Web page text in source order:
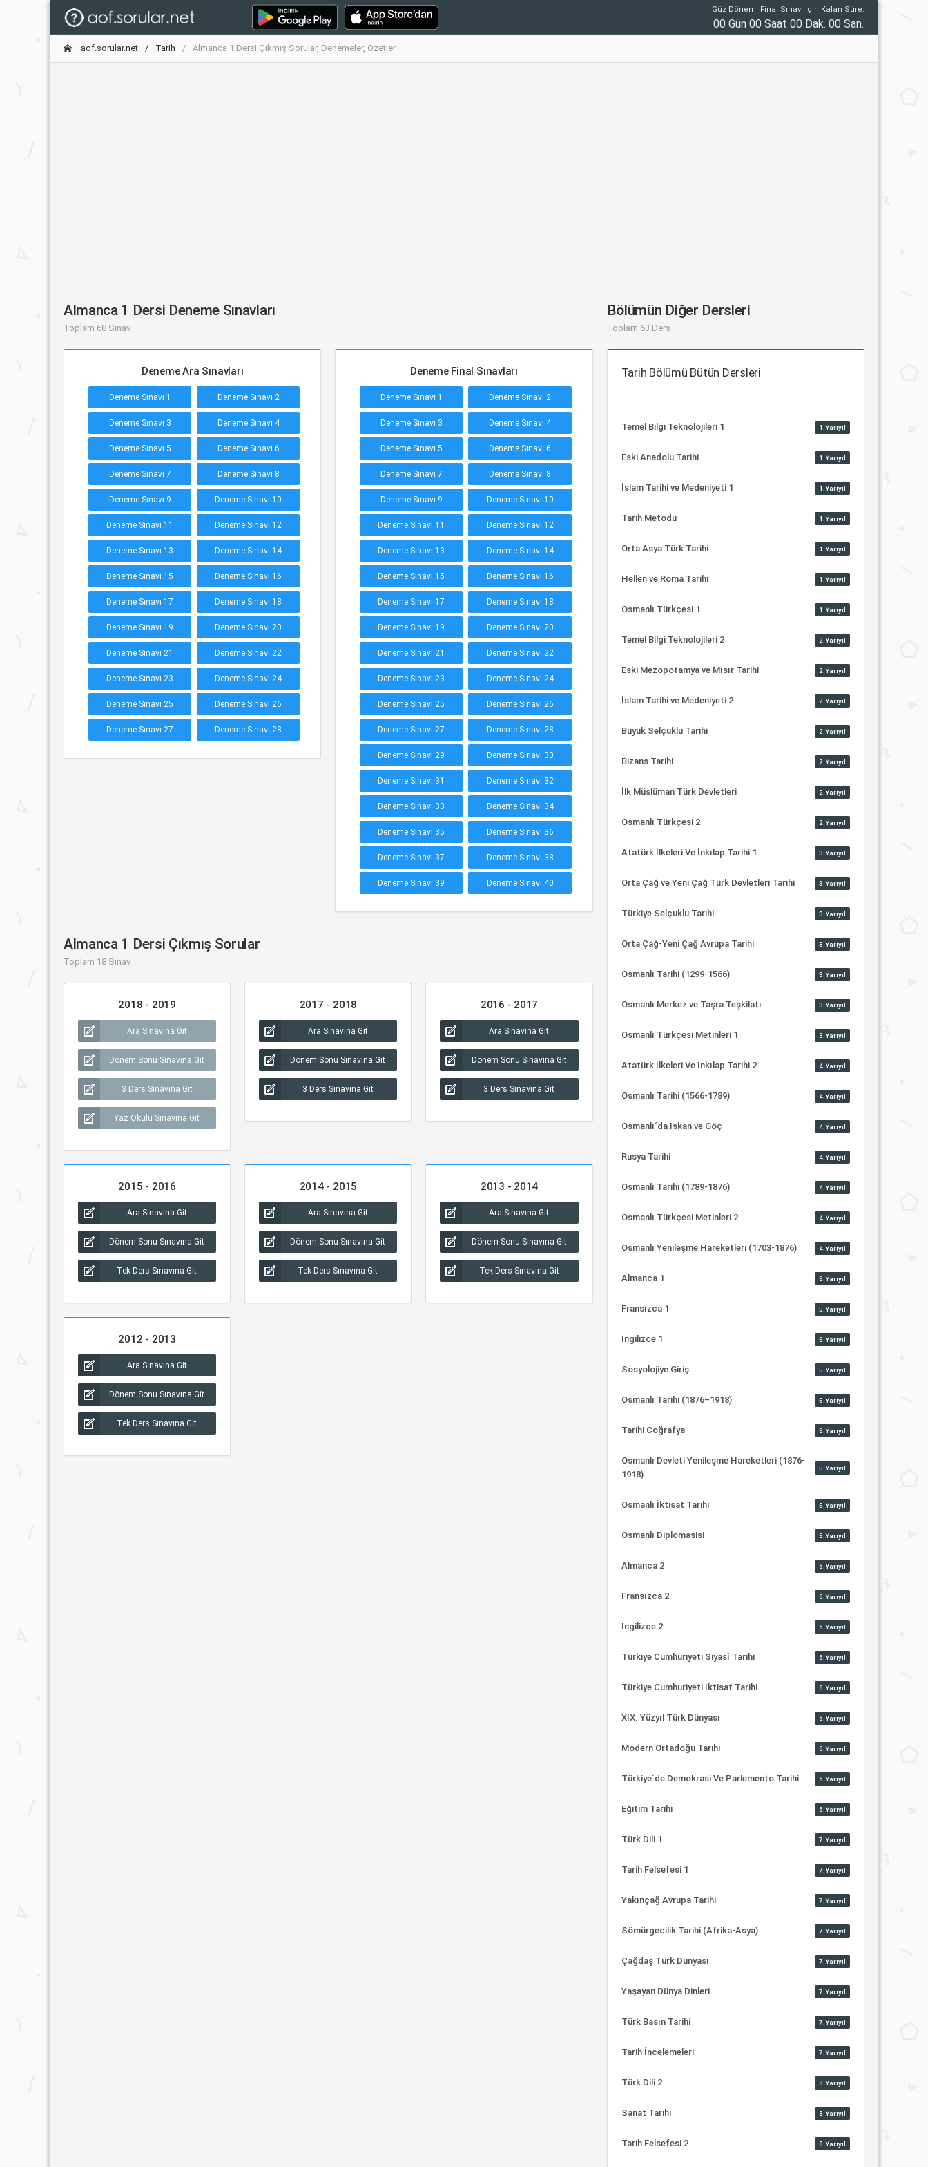
Güz Dönemi Final Sınavı İçin Kalan Süre:
00 Gün 00 Saat 00 Dak. 00 San.
aof.sorular.net Tarih Almanca 1 Dersi Çıkmış Sorular, Denemeler, Özetler
Almanca 1 Dersi Deneme Sınavları
Toplam 68 Sınav
Deneme Ara Sınavları
Deneme Sınavı 1 Deneme Sınavı 2
Deneme Sınavı 3 Deneme Sınavı 4
Deneme Sınavı 5 Deneme Sınavı 6
Deneme Sınavı 7 Deneme Sınavı 8
Deneme Sınavı 9 Deneme Sınavı 10
Deneme Sınavı 11 Deneme Sınavı 12
Deneme Sınavı 13 Deneme Sınavı 14
Deneme Sınavı 15 Deneme Sınavı 16
Deneme Sınavı 17 Deneme Sınavı 18
Deneme Sınavı 19 Deneme Sınavı 20
Deneme Sınavı 21 Deneme Sınavı 22
Deneme Sınavı 23 Deneme Sınavı 24
Deneme Sınavı 25 Deneme Sınavı 26
Deneme Sınavı 27 Deneme Sınavı 28
Deneme Final Sınavları
Deneme Sınavı 1 Deneme Sınavı 2
Deneme Sınavı 3 Deneme Sınavı 4
Deneme Sınavı 5 Deneme Sınavı 6
Deneme Sınavı 7 Deneme Sınavı 8
Deneme Sınavı 9 Deneme Sınavı 10
Deneme Sınavı 11 Deneme Sınavı 12
Deneme Sınavı 13 Deneme Sınavı 14
Deneme Sınavı 15 Deneme Sınavı 16
Deneme Sınavı 17 Deneme Sınavı 18
Deneme Sınavı 19 Deneme Sınavı 20
Deneme Sınavı 21 Deneme Sınavı 22
Deneme Sınavı 23 Deneme Sınavı 24
Deneme Sınavı 25 Deneme Sınavı 26
Deneme Sınavı 27 Deneme Sınavı 28
Deneme Sınavı 29 Deneme Sınavı 30
Deneme Sınavı 31 Deneme Sınavı 32
Deneme Sınavı 33 Deneme Sınavı 34
Deneme Sınavı 35 Deneme Sınavı 36
Deneme Sınavı 37 Deneme Sınavı 38
Deneme Sınavı 39 Deneme Sınavı 40
Almanca 1 Dersi Çıkmış Sorular
Toplam 18 Sınav
2018 - 2019
Ara Sınavına Git
Dönem Sonu Sınavına Git
3 Ders Sınavına Git
Yaz Okulu Sınavına Git
2017 - 2018
Ara Sınavına Git
Dönem Sonu Sınavına Git
3 Ders Sınavına Git
2016 - 2017
Ara Sınavına Git
Dönem Sonu Sınavına Git
3 Ders Sınavına Git
2015 - 2016
Ara Sınavına Git
Dönem Sonu Sınavına Git
Tek Ders Sınavına Git
2014 - 2015
Ara Sınavına Git
Dönem Sonu Sınavına Git
Tek Ders Sınavına Git
2013 - 2014
Ara Sınavına Git
Dönem Sonu Sınavına Git
Tek Ders Sınavına Git
2012 - 2013
Ara Sınavına Git
Dönem Sonu Sınavına Git
Tek Ders Sınavına Git
Bölümün Diğer Dersleri
Toplam 63 Ders
Tarih Bölümü Bütün Dersleri
Temel Bilgi Teknolojileri 1 1.Yarıyıl
Eski Anadolu Tarihi 1.Yarıyıl
İslam Tarihi ve Medeniyeti 1 1.Yarıyıl
Tarih Metodu 1.Yarıyıl
Orta Asya Türk Tarihi 1.Yarıyıl
Hellen ve Roma Tarihi 1.Yarıyıl
Osmanlı Türkçesi 1 1.Yarıyıl
Temel Bilgi Teknolojileri 2 2.Yarıyıl
Eski Mezopotamya ve Mısır Tarihi 2.Yarıyıl
İslam Tarihi ve Medeniyeti 2 2.Yarıyıl
Büyük Selçuklu Tarihi 2.Yarıyıl
Bizans Tarihi 2.Yarıyıl
İlk Müslüman Türk Devletleri 2.Yarıyıl
Osmanlı Türkçesi 2 2.Yarıyıl
Atatürk İlkeleri Ve İnkılap Tarihi 1 3.Yarıyıl
Orta Çağ ve Yeni Çağ Türk Devletleri Tarihi 3.Yarıyıl
Türkiye Selçuklu Tarihi 3.Yarıyıl
Orta Çağ-Yeni Çağ Avrupa Tarihi 3.Yarıyıl
Osmanlı Tarihi (1299-1566) 3.Yarıyıl
Osmanlı Merkez ve Taşra Teşkilatı 3.Yarıyıl
Osmanlı Türkçesi Metinleri 1 3.Yarıyıl
Atatürk İlkeleri Ve İnkılap Tarihi 2 4.Yarıyıl
Osmanlı Tarihi (1566-1789) 4.Yarıyıl
Osmanlı´da İskan ve Göç 4.Yarıyıl
Rusya Tarihi 4.Yarıyıl
Osmanlı Tarihi (1789-1876) 4.Yarıyıl
Osmanlı Türkçesi Metinleri 2 4.Yarıyıl
Osmanlı Yenileşme Hareketleri (1703-1876) 4.Yarıyıl
Almanca 1 5.Yarıyıl
Fransızca 1 5.Yarıyıl
Ingilizce 1 5.Yarıyıl
Sosyolojiye Giriş 5.Yarıyıl
Osmanlı Tarihi (1876–1918) 5.Yarıyıl
Tarihi Coğrafya 5.Yarıyıl
Osmanlı Devleti Yenileşme Hareketleri (1876-
1918)
5.Yarıyıl
Osmanlı İktisat Tarihi 5.Yarıyıl
Osmanlı Diplomasisi 5.Yarıyıl
Almanca 2 6.Yarıyıl
Fransızca 2 6.Yarıyıl
Ingilizce 2 6.Yarıyıl
Türkiye Cumhuriyeti Siyasî Tarihi 6.Yarıyıl
Türkiye Cumhuriyeti İktisat Tarihi 6.Yarıyıl
XIX. Yüzyıl Türk Dünyası 6.Yarıyıl
Modern Ortadoğu Tarihi 6.Yarıyıl
Türkiye´de Demokrasi Ve Parlemento Tarihi 6.Yarıyıl
Eğitim Tarihi 6.Yarıyıl
Türk Dili 1 7.Yarıyıl
Tarih Felsefesi 1 7.Yarıyıl
Yakınçağ Avrupa Tarihi 7.Yarıyıl
Sömürgecilik Tarihi (Afrika-Asya) 7.Yarıyıl
Çağdaş Türk Dünyası 7.Yarıyıl
Yaşayan Dünya Dinleri 7.Yarıyıl
Türk Basın Tarihi 7.Yarıyıl
Tarih İncelemeleri 7.Yarıyıl
Türk Dili 2 8.Yarıyıl
Sanat Tarihi 8.Yarıyıl
Tarih Felsefesi 2 8.Yarıyıl